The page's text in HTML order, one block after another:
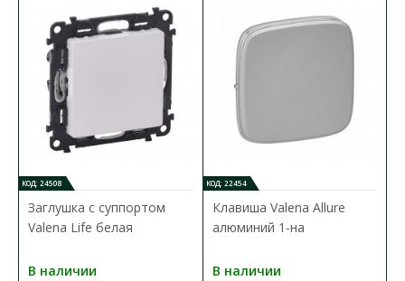
Розетка Schneider Unica слоновая кость 1-на 1
Доступность:
КОД: 24508
Заглушка с суппортом
Valena Life белая
В наличии
КОД: 22454
Клавиша Valena Allure
алюминий 1-на
В наличии